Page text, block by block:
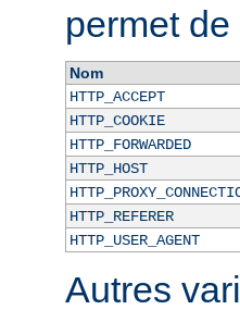
permet
Nom
HTTP_ACCEPT
HTTP_COOKIE
HTTP_FORWARDED
HTTP_HOST
HTTP_REFERER
HTTP_USER_AGENT
Autres